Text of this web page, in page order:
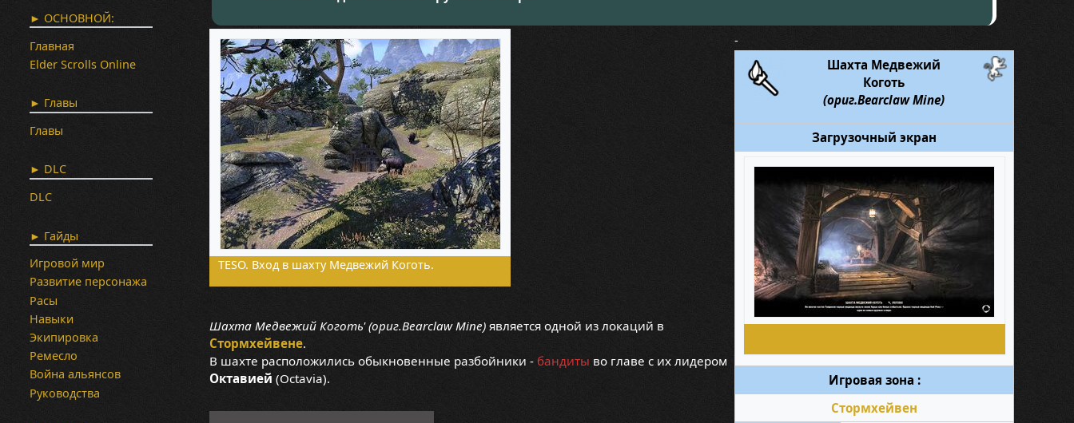
-
Шахта Медвежий
Коготь
(ориг.Bearclaw Mine)
Загрузочный экран
Игровая зона :
Стормхейвен
TESO. Вход в шахту Медвежий Коготь.
Шахта Медвежий Коготь' (ориг.Bearclaw Mine) является одной из локаций в
Стормхейвене.
В шахте расположились обыкновенные разбойники -бандиты во главе с их лидером
Октавией (Octavia).
► ОСНОВНОЙ:
Главная
Elder Scrolls Online
► Главы
Главы
► DLC
DLC
► Гайды
Игровой мир
Развитие персонажа
Расы
Навыки
Экипировка
Ремесло
Война альянсов
Руководства